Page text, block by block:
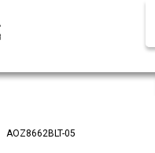
AOZ8662BLT-05